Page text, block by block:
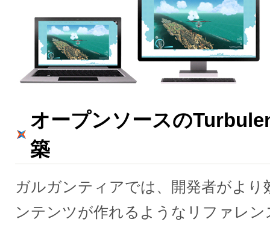
オープンソースの
築
ガルガンティアでは、開発者がより
ンテンツが作れるようなリファレ